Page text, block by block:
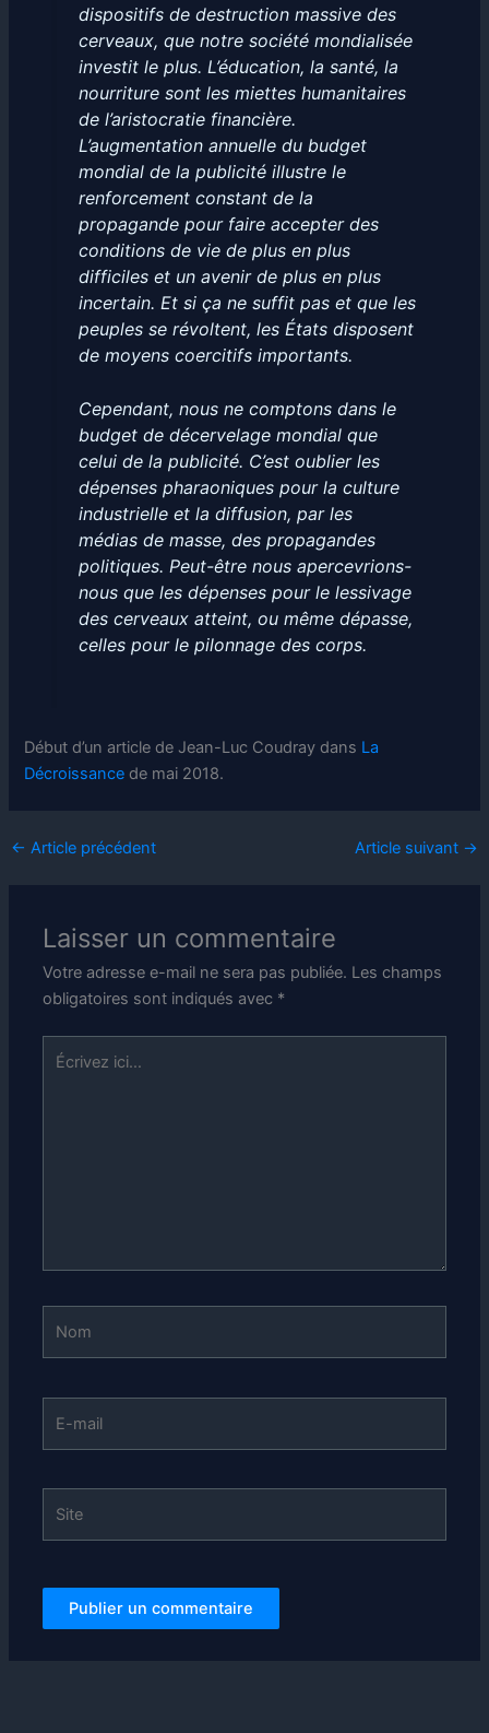
dispositifs de destruction massive des
cerveaux, que notre société mondialisée
investit le plus. L’éducation, la santé, la
nourriture sont les miettes humanitaires
de l’aristocratie financière.
L’augmentation annuelle du budget
mondial de la publicité illustre le
renforcement constant de la
propagande pour faire accepter des
conditions de vie de plus en plus
difficiles et un avenir de plus en plus
incertain. Et si ça ne suffit pas et que les
peuples se révoltent, les États disposent
de moyens coercitifs importants.
Cependant, nous ne comptons dans le
budget de décervelage mondial que
celui de la publicité. C’est oublier les
dépenses pharaoniques pour la culture
industrielle et la diffusion, par les
médias de masse, des propagandes
politiques. Peut-être nous apercevrions-
nous que les dépenses pour le lessivage
des cerveaux atteint, ou même dépasse,
celles pour le pilonnage des corps.
Début d’un article de Jean-Luc Coudray dans La
Décroissance de mai 2018.
← Article précédent Article suivant →
Laisser un commentaire
Votre adresse e-mail ne sera pas publiée. Les champs
obligatoires sont indiqués avec *
Écrivez
ici…
mail